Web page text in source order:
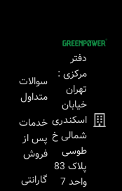
دفتر
مرکزی :
تهران
خیابان
اسکندری
شمالی خ
طوسی
پلاک 83
واحد 7
سوالات
متداول
خدمات
پس از
فروش
گارانتی